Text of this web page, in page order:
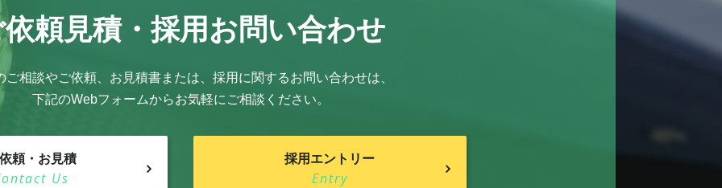
頼見積・ 採用お問い合わせ
ご相談やご依頼、お見積書または、採用に関するお問い合わせは、
下記のWebフォームからお気軽にご相談ください。
頼・お見積
Us
採用エントリー
Entry